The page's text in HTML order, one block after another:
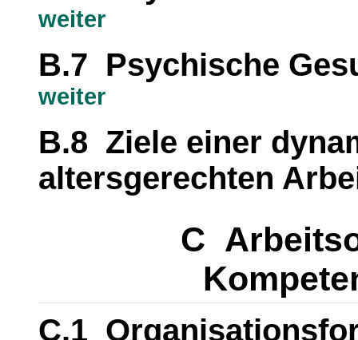
weiter
B.7 Psychische
weiter
B.8 Ziele einer
altersgerechten
C
C.1